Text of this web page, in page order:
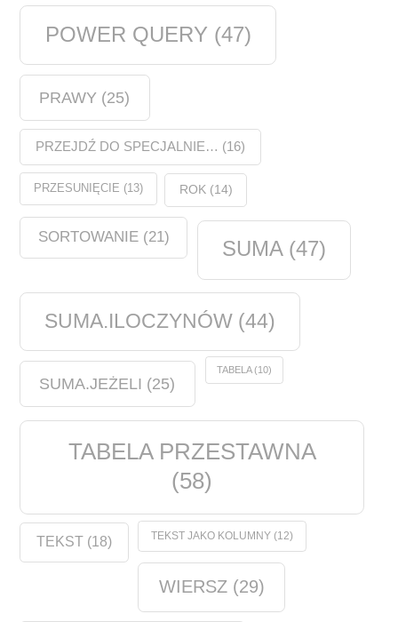
POWER QUERY (47)
PRAWY (25)
PRZEJDŹ DO SPECJALNIE… (16)
PRZESUNIĘCIE (13) ROK (14)
SORTOWANIE(21) SUMA(47)
SUMA.ILOCZYNÓW (44)
SUMA.JEŻELI (25)
TABELA(10)
TABELA PRZESTAWNA
(58)
TEKST (18) TEKST JAKO KOLUMNY(12)
WIERSZ(29)